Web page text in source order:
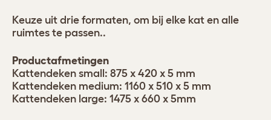
Keuze uit drie formaten, om bij elke kat en alle
ruimtes te passen..
Productafmetingen
Kattendeken small: 875 x 420 x 5 mm
Kattendeken medium: 1160 x 510 x 5 mm
Kattendeken large: 1475 x 660 x 5mm